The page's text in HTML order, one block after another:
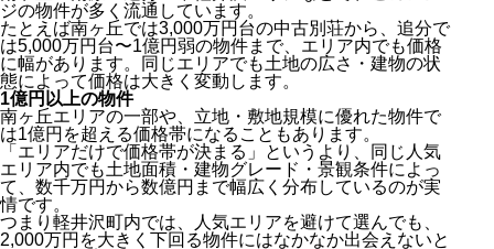
ジの物件が多く流通しています。
たとえば南ヶ丘では3,000万円台の中古別荘から、追分で
は5,000万円台〜1億円弱の物件まで、エリア内でも価格
に幅があります。同じエリアでも土地の広さ・建物の状
態によって価格は大きく変動します。
1億円以上の物件
南ヶ丘エリアの一部や、立地・敷地規模に優れた物件で
は1億円を超える価格帯になることもあります。
「エリアだけで価格帯が決まる」というより、同じ人気
エリア内でも土地面積・建物グレード・景観条件によっ
て、数千万円から数億円まで幅広く分布しているのが実
情です。
つまり軽井沢町内では、人気エリアを避けて選んでも、
2,000万円を大きく下回る物件にはなかなか出会えないと